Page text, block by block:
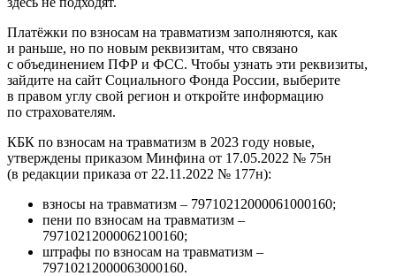
Платёжки по взносам на травматизм заполняются, как
и раньше, но по новым реквизитам, что связано
с объединением ПФР и ФСС. Чтобы узнать эти реквизиты,
зайдите на сайт Социального Фонда России, выберите
в правом углу свой регион и откройте информацию
по страхователям.
КБК по взносам на травматизм в 2023 году новые,
утверждены приказом Минфина от 17.05.2022 № 75н
(в редакции приказа от 22.11.2022 № 177н):
взносы на травматизм – 79710212000061000160;
пени по взносам на травматизм –
79710212000062100160;
штрафы по взносам на травматизм –
79710212000063000160.